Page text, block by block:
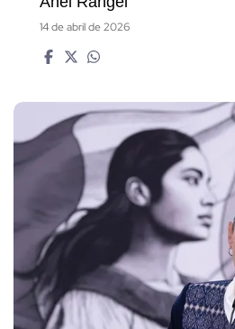
14 de abril de 2026